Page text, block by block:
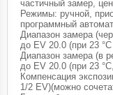
частичный замер,
Режимы: ручной,
программный
Диапазон замера
до EV 20.0 (при 23
Диапазон замера (в
до EV 20.0 (при 23
Компенсация
1/2 EV)(можно